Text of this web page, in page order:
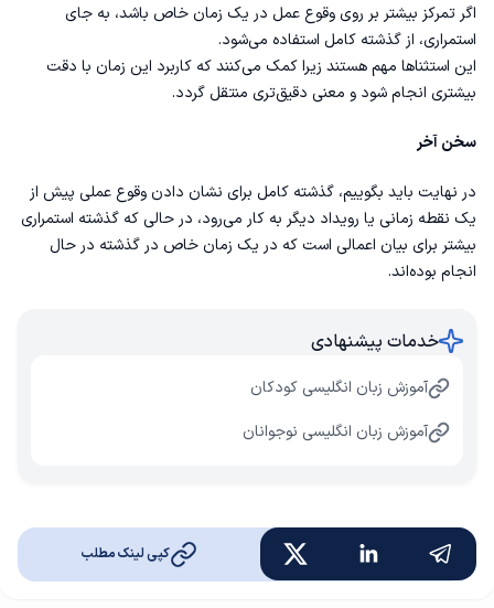
اگر تمرکز بیشتر بر روی وقوع عمل در یک زمان خاص باشد، به جای
استمراری، از گذشته کامل استفاده می‌شود.
این استثناها مهم هستند زیرا کمک می‌کنند که کاربرد این زمان با دقت
بیشتری انجام شود و معنی دقیق‌تری منتقل گردد.
سخن آخر
در نهایت باید بگوییم، گذشته کامل برای نشان دادن وقوع عملی پیش از
یک نقطه زمانی یا رویداد دیگر به کار می‌رود، در حالی که گذشته استمراری
بیشتر برای بیان اعمالی است که در یک زمان خاص در گذشته در حال
انجام بوده‌اند.
خدمات پیشنهادی
آموزش زبان انگلیسی کودکان
آموزش زبان انگلیسی نوجوانان
کپی لینک مطلب